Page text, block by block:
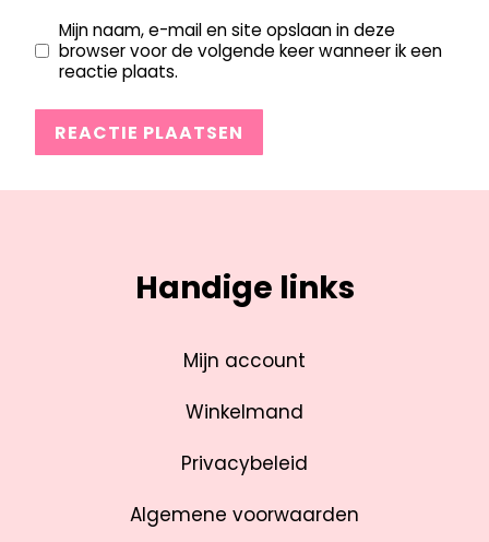
Mijn naam, e-mail en site opslaan in deze
browser voor de volgende keer wanneer ik een
reactie plaats.
Handige links
Mijn account
Winkelmand
Privacybeleid
Algemene voorwaarden